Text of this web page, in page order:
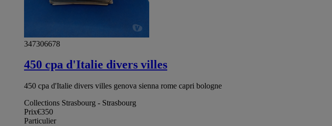
347306678
450 cpa d'Italie divers villes
450 cpa d'Italie divers villes genova sienna rome capri bologne
Collections Strasbourg - Strasbourg
Prix€350
Particulier